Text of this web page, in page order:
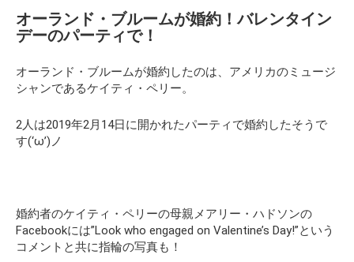
オーランド・ブルームが婚約！バレンタイン
デーのパーティで！
オーランド・ブルームが婚約したのは、アメリカのミュージ
シャンであるケイティ・ペリー。
2人は2019年2月14日に開かれたパーティで婚約したそうで
す(‘ω’)ノ
婚約者のケイティ・ペリーの母親メアリー・ハドソンの
Facebookには”Look who engaged on Valentine’s Day!”という
コメントと共に指輪の写真も！